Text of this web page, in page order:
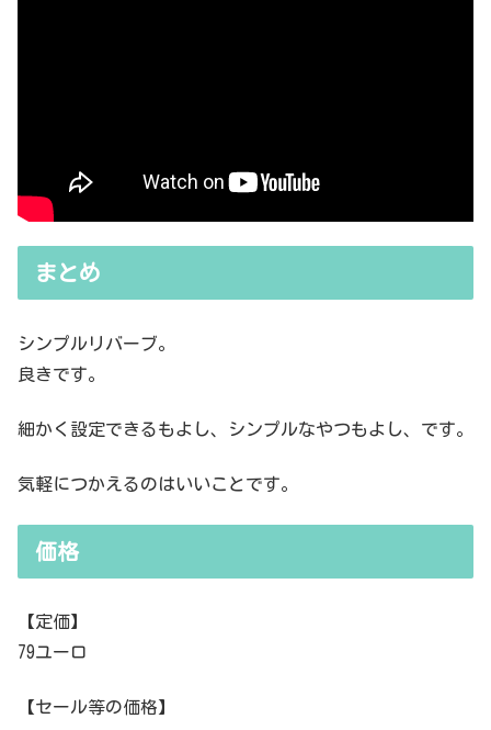
まとめ
シンプルリバーブ。
良きです。
細かく設定できるもよし、シンプルなやつもよし、です。
気軽につかえるのはいいことです。
価格
【定価】
79ユーロ
【セール等の価格】